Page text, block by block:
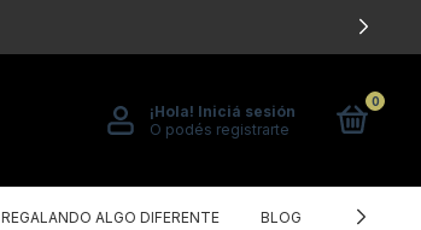
¡Hola! Iniciá sesión
O podés registrarte
0
REGALANDO ALGO DIFERENTE BLOG POLÍTICA